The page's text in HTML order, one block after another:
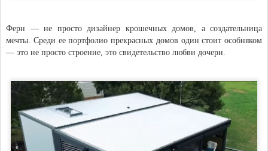
Ферн — не просто дизайнер крошечных домов, а создательница
мечты. Среди ее портфолио прекрасных домов один стоит особняком
— это не просто строение, это свидетельство любви дочери.